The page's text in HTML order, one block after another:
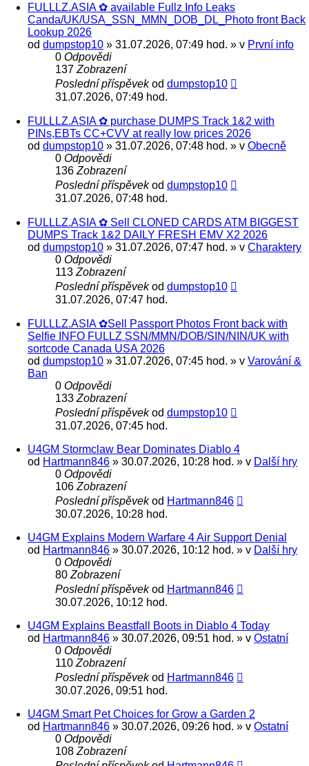
FULLLZ.ASIA ✿ available Fullz Info Leaks
Canda/UK/USA_SSN_MMN_DOB_DL_Photo front Back
Lookup 2026
od dumpstop10 » 31.07.2026, 07:49 hod. » v První info
0 Odpovědi
137 Zobrazení
Poslední příspěvekod dumpstop10
31.07.2026, 07:49 hod.
FULLLZ.ASIA ✿ purchase DUMPS Track 1&2 with
PINs,EBTs CC+CVV at really low prices 2026
od dumpstop10 » 31.07.2026, 07:48 hod. » v Obecně
0 Odpovědi
136 Zobrazení
Poslední příspěvekod dumpstop10
31.07.2026, 07:48 hod.
FULLLZ.ASIA ✿ Sell CLONED CARDS ATM BIGGEST
DUMPS Track 1&2 DAILY FRESH EMV X2 2026
od dumpstop10 » 31.07.2026, 07:47 hod. » v Charaktery
0 Odpovědi
113 Zobrazení
Poslední příspěvekod dumpstop10
31.07.2026, 07:47 hod.
FULLLZ.ASIA ✿Sell Passport Photos Front back with
Selfie INFO FULLZ SSN/MMN/DOB/SIN/NIN/UK with
sortcode Canada USA 2026
od dumpstop10 » 31.07.2026, 07:45 hod. » v Varování &
Ban
0 Odpovědi
133 Zobrazení
Poslední příspěvekod dumpstop10
31.07.2026, 07:45 hod.
U4GM Stormclaw Bear Dominates Diablo 4
od Hartmann846 » 30.07.2026, 10:28 hod. » v Další hry
0 Odpovědi
106 Zobrazení
Poslední příspěvekod Hartmann846
30.07.2026, 10:28 hod.
U4GM Explains Modern Warfare 4 Air Support Denial
od Hartmann846 » 30.07.2026, 10:12 hod. » v Další hry
0 Odpovědi
80 Zobrazení
Poslední příspěvekod Hartmann846
30.07.2026, 10:12 hod.
U4GM Explains Beastfall Boots in Diablo 4 Today
od Hartmann846 » 30.07.2026, 09:51 hod. » v Ostatní
0 Odpovědi
110 Zobrazení
Poslední příspěvekod Hartmann846
30.07.2026, 09:51 hod.
U4GM Smart Pet Choices for Grow a Garden 2
od Hartmann846 » 30.07.2026, 09:26 hod. » v Ostatní
0 Odpovědi
108 Zobrazení